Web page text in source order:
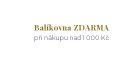
Balíkovna ZDARMA
při nákupu nad 1 000 Kč